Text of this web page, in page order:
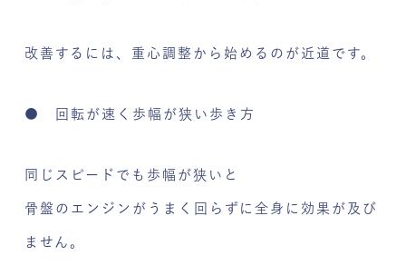
改善するには、重心調整から始めるのが近道です。
● 回転が速く歩幅が狭い歩き方
同じスピードでも歩幅が狭いと
骨盤のエンジンがうまく回らずに全身に効果が及び
ません。